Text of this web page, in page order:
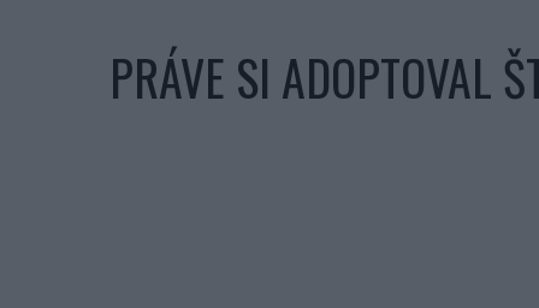
PRÁVE SI ADOPTOVAL